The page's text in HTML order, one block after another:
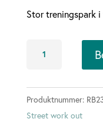
Stor treningspark
L
antall
Produktnummer:
Street work out